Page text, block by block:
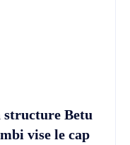
structure Betu
vise le cap